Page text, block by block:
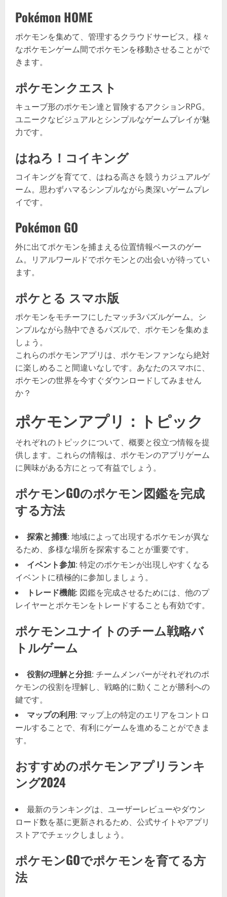
Pokémon HOME
ポケモンを集めて、管理するクラウドサービス。様々
なポケモンゲーム間でポケモンを移動させることがで
きます。
ポケモンクエスト
キューブ形のポケモン達と冒険するアクションRPG。
ユニークなビジュアルとシンプルなゲームプレイが魅
力です。
はねろ！コイキング
コイキングを育てて、はねる高さを競うカジュアルゲ
ーム。思わずハマるシンプルながら奥深いゲームプレ
イです。
Pokémon GO
外に出てポケモンを捕まえる位置情報ベースのゲー
ム。リアルワールドでポケモンとの出会いが待ってい
ます。
ポケとる スマホ版
ポケモンをモチーフにしたマッチ3パズルゲーム。シ
ンプルながら熱中できるパズルで、ポケモンを集めま
しょう。
これらのポケモンアプリは、ポケモンファンなら絶対
に楽しめること間違いなしです。あなたのスマホに、
ポケモンの世界を今すぐダウンロードしてみません
か？
ポケモンアプリ：トピック
それぞれのトピックについて、概要と役立つ情報を提
供します。これらの情報は、ポケモンのアプリゲーム
に興味がある方にとって有益でしょう。
ポケモンGOのポケモン図鑑を完成
する方法
探索と捕獲: 地域によって出現するポケモンが異な
るため、多様な場所を探索することが重要です。
イベント参加: 特定のポケモンが出現しやすくなる
イベントに積極的に参加しましょう。
トレード機能: 図鑑を完成させるためには、他のプ
レイヤーとポケモンをトレードすることも有効です。
ポケモンユナイトのチーム戦略バ
トルゲーム
役割の理解と分担: チームメンバーがそれぞれのポ
ケモンの役割を理解し、戦略的に動くことが勝利への
鍵です。
マップの利用: マップ上の特定のエリアをコントロ
ールすることで、有利にゲームを進めることができま
す。
おすすめのポケモンアプリランキ
ング2024
最新のランキングは、ユーザーレビューやダウン
ロード数を基に更新されるため、公式サイトやアプリ
ストアでチェックしましょう。
ポケモンGOでポケモンを育てる方
法